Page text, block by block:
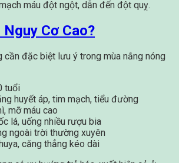
máu đột ngột, dẫn đến đột quỵ.
Cơ Cao?
cần đặc biệt lưu ý trong mùa nắng nóng
tuổi
huyết áp, tim mạch, tiểu đường
mỡ máu cao
lá, uống nhiều rượu bia
ngoài trời thường xuyên
căng thẳng kéo dài